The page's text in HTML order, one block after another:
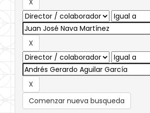
Comenzar nueva busqueda